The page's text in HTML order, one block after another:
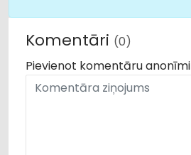
Komentāri (0)
Pievienot komentāru anonīmi